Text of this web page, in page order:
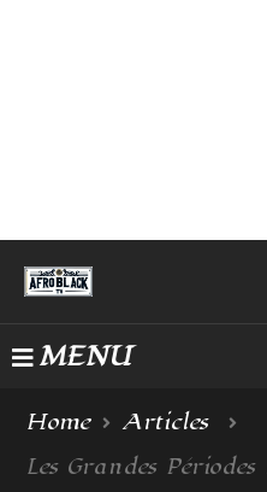
MENU
Home
Articles
Les Grandes